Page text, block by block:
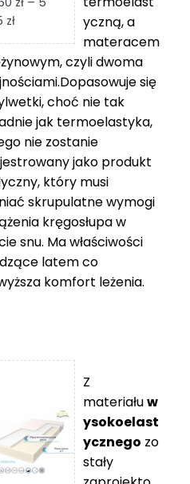
złZakres
od
2
360 zł
5
365 zł
yczną, a
materacem
czyli dwoma
się
choć nie tak
jak termoelastyka,
nie zostanie
jako produkt
który musi
skrupulatne wymogi
kręgosłupa w
snu. Ma właściwości
latem co
komfort leżenia.
Z
materiałuw
ysokoelast
ycznego zo
stały